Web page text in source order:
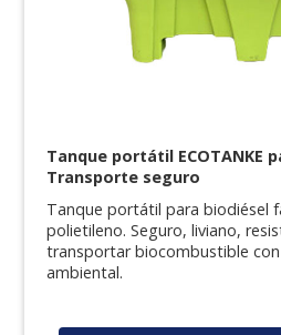
Tanque portátil ECOTANKE
Transporte seguro
Tanque portátil para biodiésel
polietileno. Seguro, liviano,
transportar biocombustible
ambiental.